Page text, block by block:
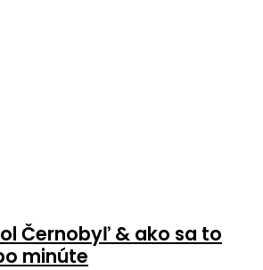
Černobyľ & ako sa to
minúte